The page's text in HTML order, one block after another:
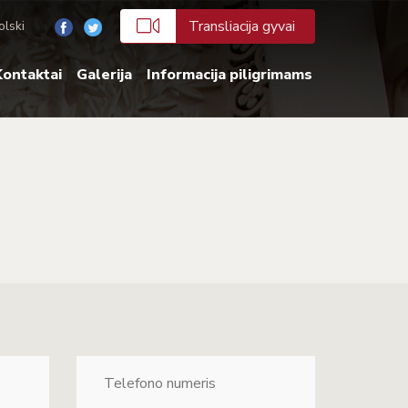
Transliacija gyvai
Galerija
Informacija piligrimams